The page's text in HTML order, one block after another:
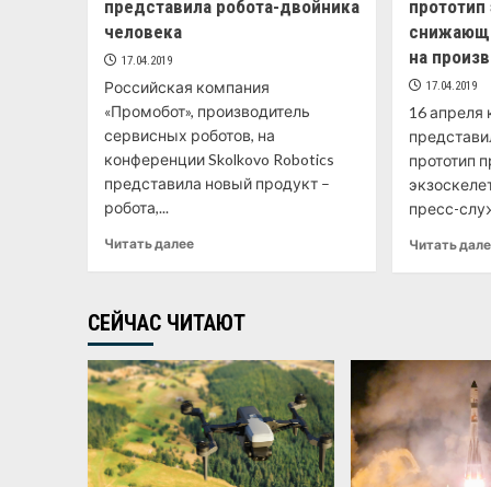
представила робота-двойника
человека
17.04.2019
Российская компания
«Промобот», производитель
сервисных роботов, на
конференции Skolkovo Robotics
представила новый продукт –
робота,...
Читать далее
прототип
на
17.04.2019
16 апреля
прототип
пресс-
Читать
СЕЙЧАС ЧИТАЮТ